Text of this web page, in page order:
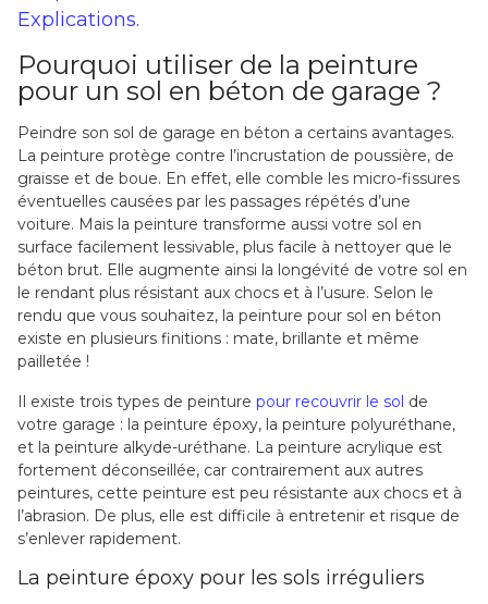
Explications.
Pourquoi utiliser de la peinture
pour un sol en béton de garage ?
Peindre son sol de garage en béton a certains avantages.
La peinture protège contre l’incrustation de poussière, de
graisse et de boue. En effet, elle comble les micro-fissures
éventuelles causées par les passages répétés d’une
voiture. Mais la peinture transforme aussi votre sol en
surface facilement lessivable, plus facile à nettoyer que le
béton brut. Elle augmente ainsi la longévité de votre sol en
le rendant plus résistant aux chocs et à l’usure. Selon le
rendu que vous souhaitez, la peinture pour sol en béton
existe en plusieurs finitions : mate, brillante et même
pailletée !
Il existe trois types de peinture pour recouvrir le sol de
votre garage : la peinture époxy, la peinture polyuréthane,
et la peinture alkyde-uréthane. La peinture acrylique est
fortement déconseillée, car contrairement aux autres
peintures, cette peinture est peu résistante aux chocs et à
l’abrasion. De plus, elle est difficile à entretenir et risque de
s’enlever rapidement.
La peinture époxy pour les sols irréguliers